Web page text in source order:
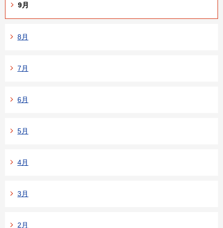
9月
8月
7月
6月
5月
4月
3月
2月